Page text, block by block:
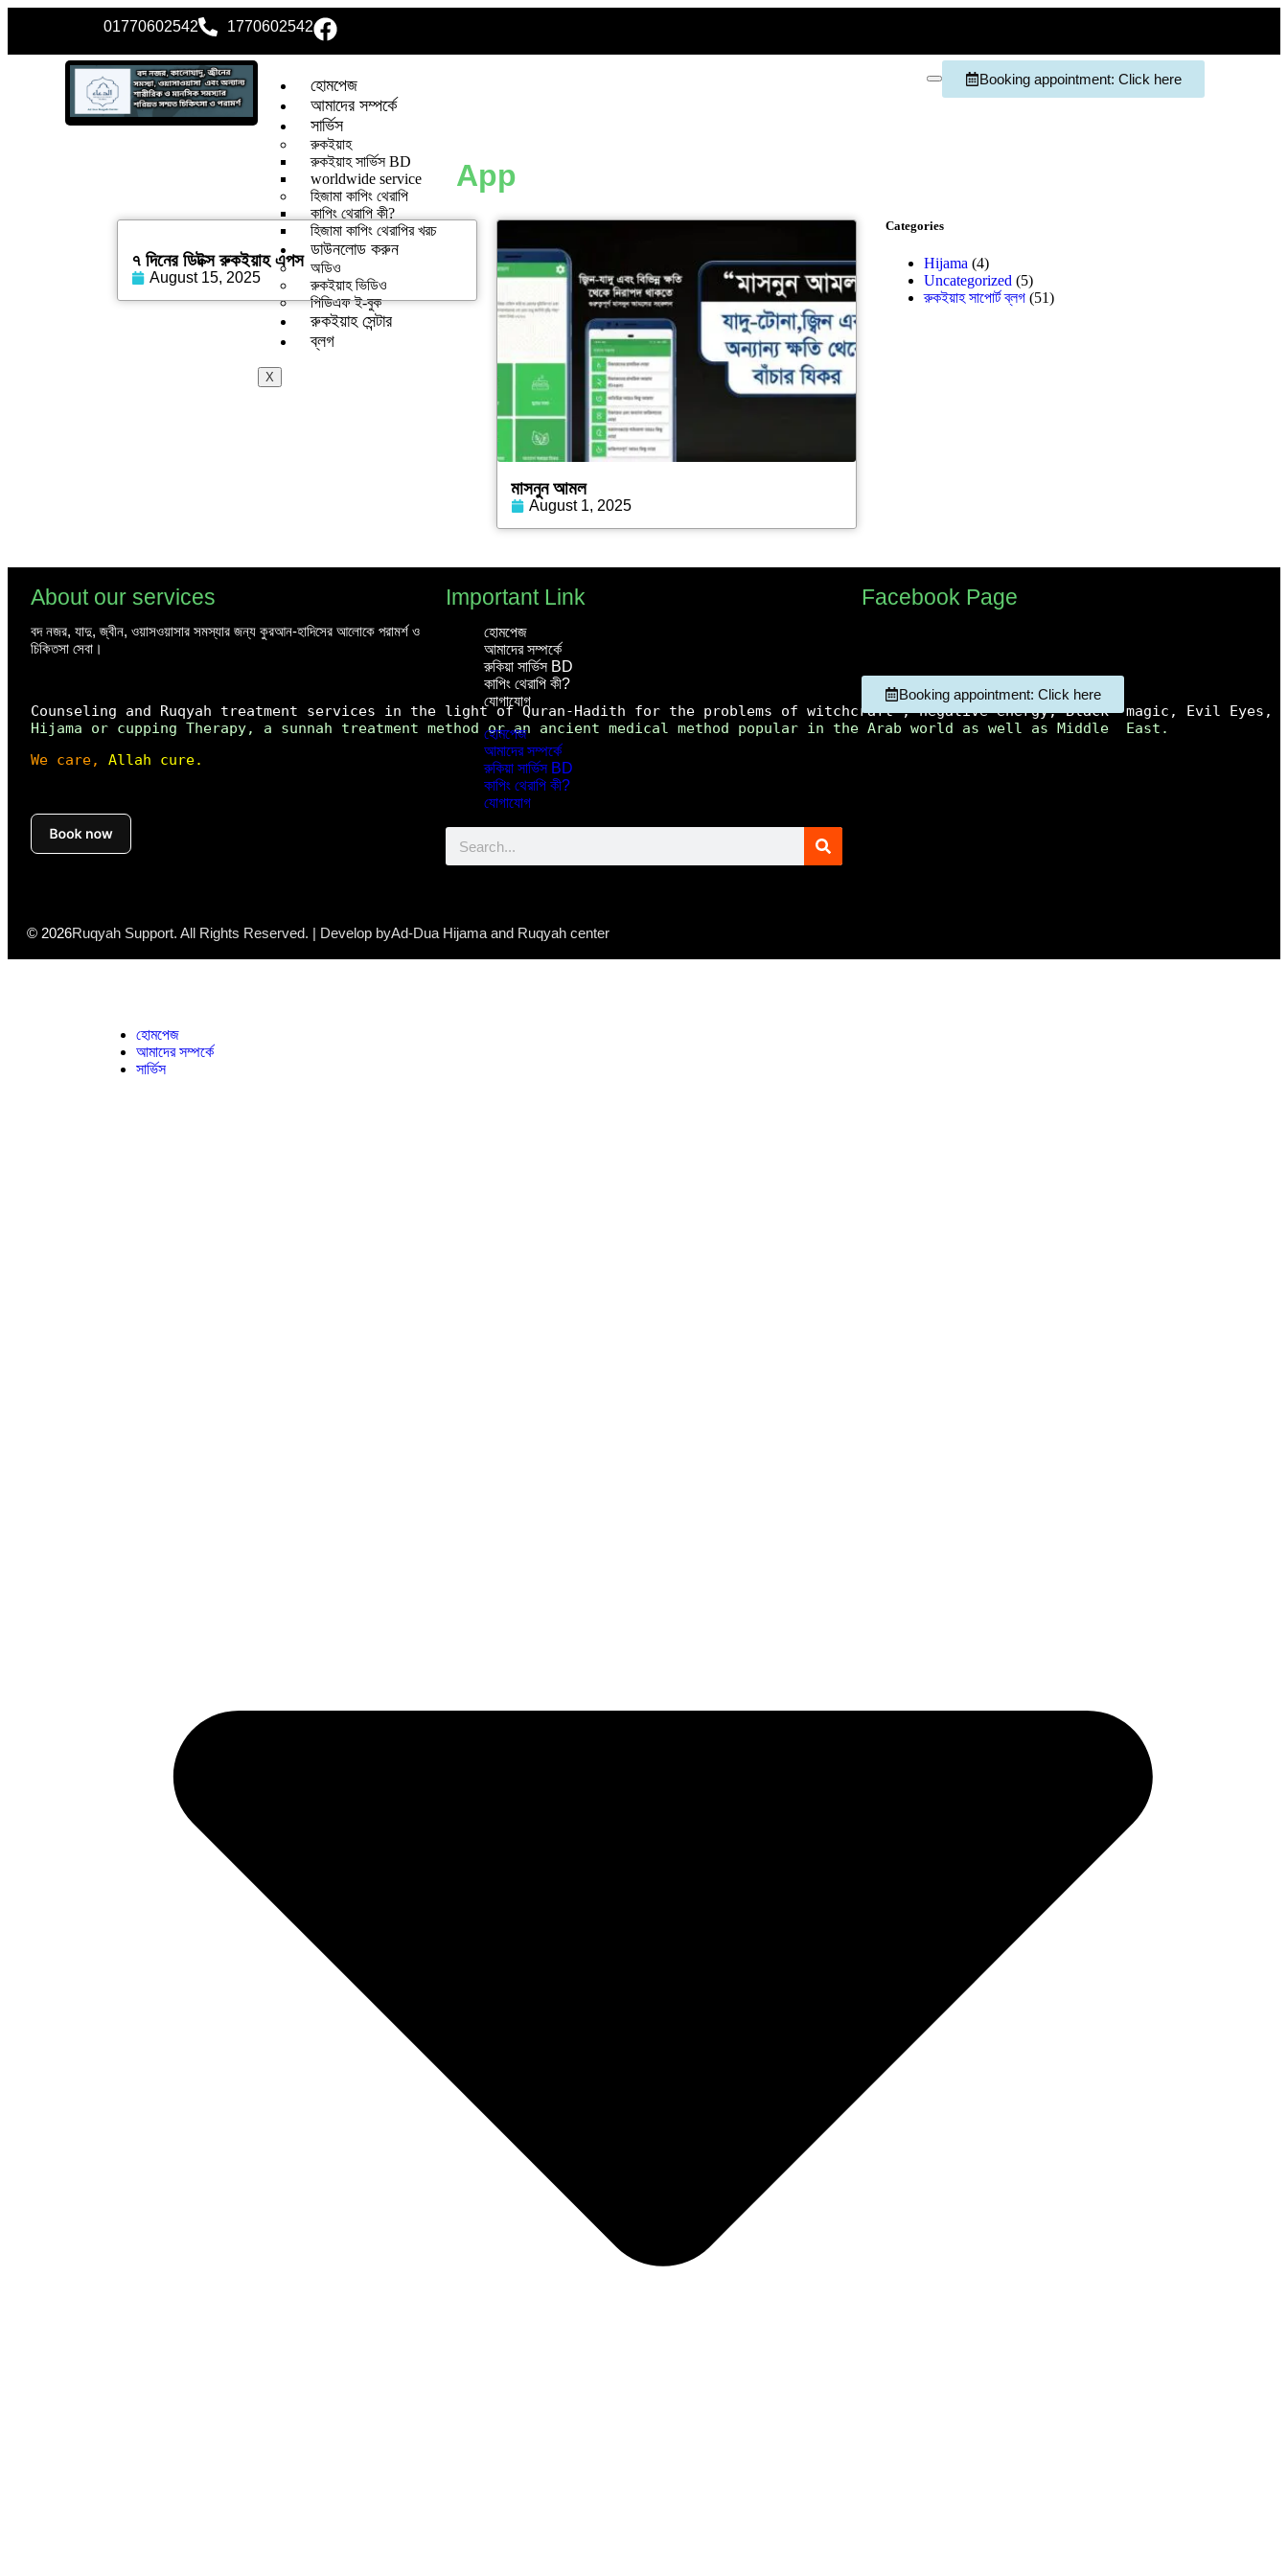
01770602542 1770602542
হোমপেজ
আমাদের সম্পর্কে
সার্ভিস
রুকইয়াহ
রুকইয়াহ সার্ভিস BD
worldwide service
হিজামা কাপিং থেরাপি
কাপিং থেরাপি কী?
হিজামা কাপিং থেরাপির খরচ
ডাউনলোড করুন
অডিও
রুকইয়াহ ভিডিও
পিডিএফ ই-বুক
রুকইয়াহ সেন্টার
ব্লগ
X
Booking appointment: Click here
App
৭ দিনের ডিটক্স রুকইয়াহ এপস
August 15, 2025
মাসনুন আমল
August 1, 2025
Categories
Hijama (4)
Uncategorized (5)
রুকইয়াহ সাপোর্ট ব্লগ(51)
About our services
বদ নজর, যাদু, জ্বীন, ওয়াসওয়াসার সমস্যার জন্য কুরআন-হাদিসের আলোকে পরামর্শ ও
চিকিতসা সেবা।
Counseling and Ruqyah treatment services in the light of Quran-Hadith for the problems of witchcraft , negative energy, Black  magic, Evil Eyes,
Hijama or cupping Therapy, a sunnah treatment method or an ancient medical method popular in the Arab world as well as Middle  East.
We care,
Allah cure.
Important Link
হোমপেজ
আমাদের সম্পর্কে
রুকিয়া সার্ভিস BD
কাপিং থেরাপি কী?
যোগাযোগ
হোমপেজ
আমাদের সম্পর্কে
রুকিয়া সার্ভিস BD
কাপিং থেরাপি কী?
যোগাযোগ
Facebook Page
Booking appointment: Click here
© 2026Ruqyah Support. All Rights Reserved. | Develop byAd-Dua Hijama and Ruqyah center
হোমপেজ
আমাদের সম্পর্কে
সার্ভিস